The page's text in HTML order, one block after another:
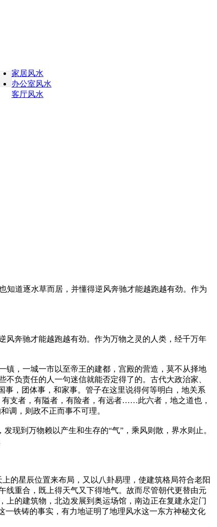
家居风水
办公室风水
客厅风水
知道逐水草而居，并懂得逆风奔驰才能越跑越有劲。作为
风奔驰才能越跑越有劲。作为万物之灵的人类，经千万年
，一城一市以至帝王的建都，宫殿的营造，莫不从择地
负责任的人一句迷信就能否定得了的。古代大政治家、
，团体事，和家事。管子在这里说得何等明白，地关系
支者，有隘者，有险者，有远者……此六者，地之道也，
调，则政不正而事不可理。
到万物赖以产生和生存的“气”，乘风则散，界水则止。
的星辰位置来布局，又以八卦易理，使建筑格局符合老阳
重合，既上得天气又下得地气。故而尽管朝代更替由元
的建筑物，北边发展到奥运场馆，南边正在复建永定门
一铁铸的事实，有力地证明了地理风水这一东方神秘文化